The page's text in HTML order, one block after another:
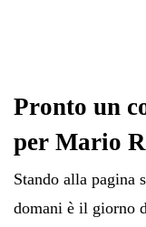
Pronto un
per Mario
Stando alla pagina
domani è il giorno